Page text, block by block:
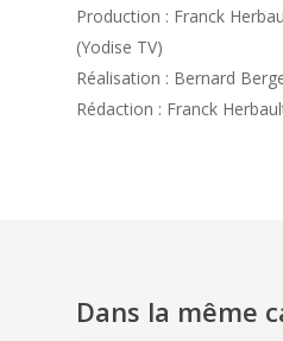
Production : Franck
(Yodise TV)
Réalisation : Bernard
Rédaction : Franck
Dans la même